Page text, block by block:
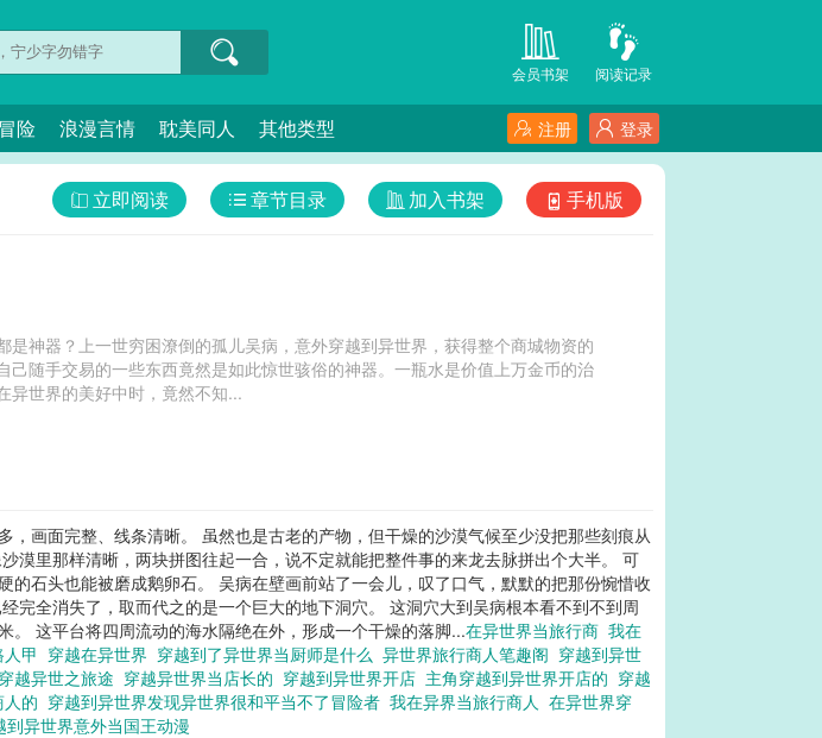
阅读记录
会员书架
险 浪漫言情 耽美同人 其他类型 登录
注册
手机版
加入书架
章节目录
立即阅读
神器？上一世穷困潦倒的孤儿吴病，意外穿越到异世界，获得整个商城物资的
随手交易的一些东西竟然是如此惊世骇俗的神器。一瓶水是价值上万金币的治
异世界的美好中时，竟然不知...
画面完整、线条清晰。 虽然也是古老的产物，但干燥的沙漠气候至少没把那些刻痕从
里那样清晰，两块拼图往起一合，说不定就能把整件事的来龙去脉拼出个大半。 可
石头也能被磨成鹅卵石。 吴病在壁画前站了一会儿，叹了口气，默默的把那份惋惜收
全消失了，取而代之的是一个巨大的地下洞穴。 这洞穴大到吴病根本看不到不到周
这平台将四周流动的海水隔绝在外，形成一个干燥的落脚...在异世界当旅行商 我在
甲 穿越在异世界 穿越到了异世界当厨师是什么 异世界旅行商人笔趣阁 穿越到异世
穿越异世之旅途 穿越异世界当店长的 穿越到异世界开店 主角穿越到异世界开店的 穿越
的 穿越到异世界发现异世界很和平当不了冒险者 我在异界当旅行商人 在异世界穿
到异世界意外当国王动漫